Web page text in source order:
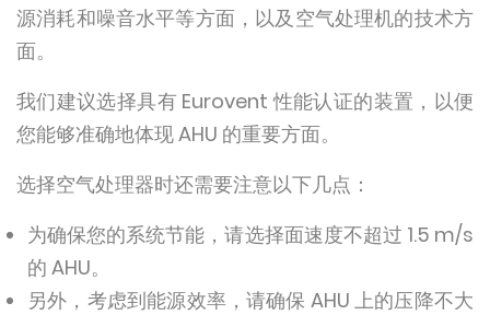
源消耗和噪音水平等方面，以及空气处理机的技术方
面。
我们建议选择具有 Eurovent 性能认证的装置，以便
您能够准确地体现 AHU 的重要方面。
选择空气处理器时还需要​​注意以下几点：
为确保您的系统节能，请选择面速度不超过 1.5 m/s
的 AHU。
另外，考虑到能源效率，请确保 AHU 上的压降不大